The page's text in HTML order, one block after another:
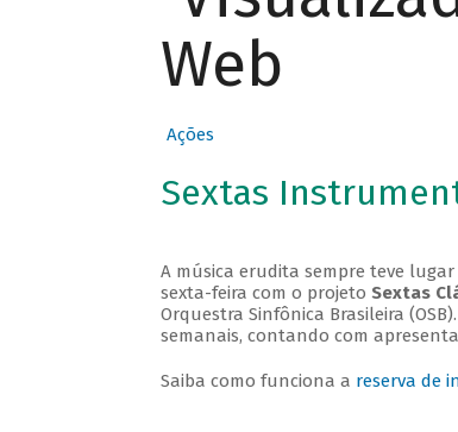
Web
Ações
Sextas
A música erudita sempre teve
sexta-feira com o projeto Sextas
Orquestra Sinfônica Brasileira
semanais, contando com
Saiba como funciona a reserva de